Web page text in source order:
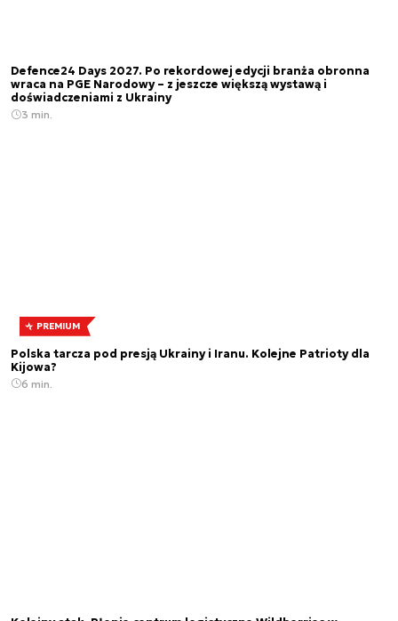
Defence24 Days 2027. Po rekordowej edycji branża obronna
wraca na PGE Narodowy – z jeszcze większą wystawą i
doświadczeniami z Ukrainy
3 min.
PREMIUM
Polska tarcza pod presją Ukrainy i Iranu. Kolejne Patrioty dla
Kijowa?
6 min.